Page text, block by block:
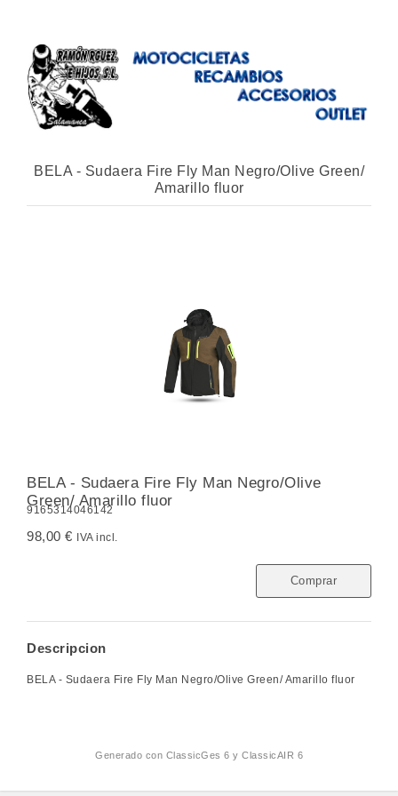
BELA - Sudaera Fire Fly Man Negro/Olive Green/
Amarillo fluor
BELA - Sudaera Fire Fly Man Negro/Olive
Green/ Amarillo fluor
9165314046142
98,00 € IVA incl.
Comprar
Descripcion
BELA - Sudaera Fire Fly Man Negro/Olive Green/ Amarillo fluor
Generado con ClassicGes 6 y ClassicAIR 6